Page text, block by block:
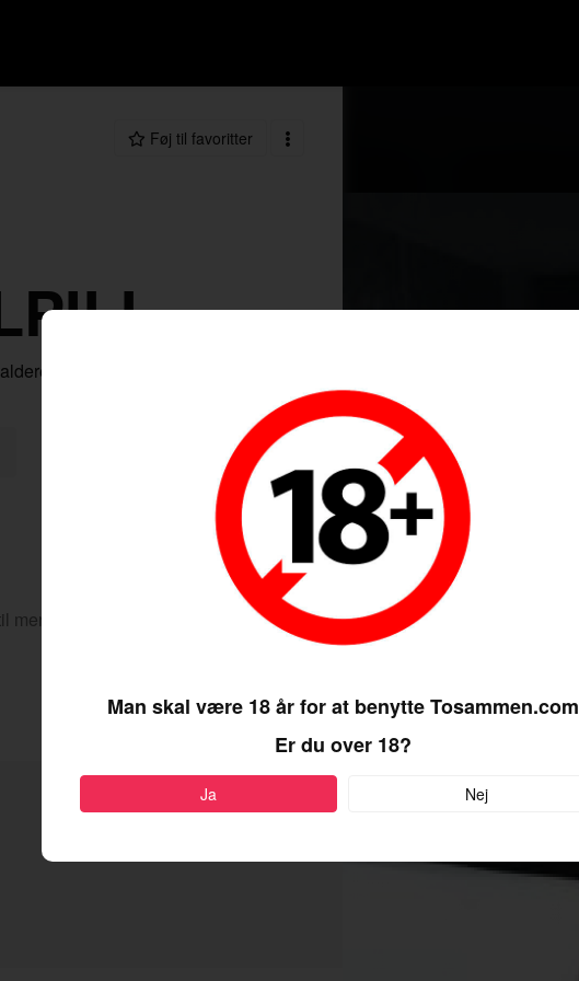
Føj til favoritter
19-87
mere end bare venskab?
Man skal være 18 år for at benytte Tosammen.com
Er du over 18?
Ja Nej